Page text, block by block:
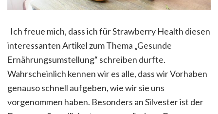
Ich freue mich, dass ich für Strawberry Health diesen
interessanten Artikel zum Thema „Gesunde
Ernährungsumstellung“ schreiben durfte.
Wahrscheinlich kennen wir es alle, dass wir Vorhaben
genauso schnell aufgeben, wie wir sie uns
vorgenommen haben. Besonders an Silvester ist der